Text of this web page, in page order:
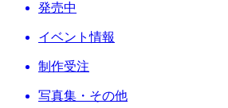
発売中
イベント情報
制作受注
写真集・その他